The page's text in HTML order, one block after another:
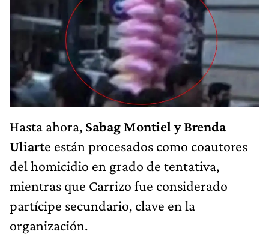
Hasta ahora, Sabag Montiel y Brenda
Uliarte están procesados como coautores
del homicidio en grado de tentativa,
mientras que Carrizo fue considerado
partícipe secundario, clave en la
organización.